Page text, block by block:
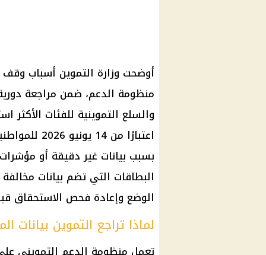
أوضحت وزارة التموين أسباب
منظومة الدعم، ضمن مراجعة
والسلع التموينية للفئات الأكثر
اعتبارًا
بسبب بيانات غير دقيقة أو
البطاقات التي تضم بيانات
الوضع وإعادة فحص الاستحقاق
لماذا تراجع التموين بيانات